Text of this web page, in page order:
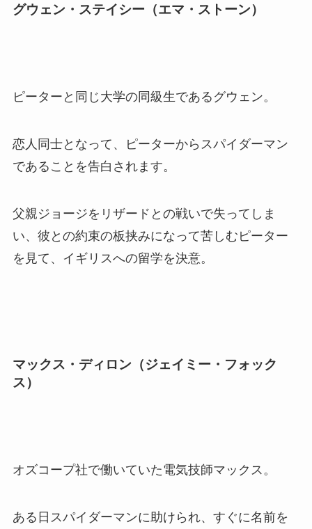
グウェン・ステイシー（エマ・ストーン）
ピーターと同じ大学の同級生であるグウェン。
恋人同士となって、ピーターからスパイダーマン
であることを告白されます。
父親ジョージをリザードとの戦いで失ってしま
い、彼との約束の板挟みになって苦しむピーター
を見て、イギリスへの留学を決意。
マックス・ディロン（ジェイミー・フォック
ス）
オズコープ社で働いていた電気技師マックス。
ある日スパイダーマンに助けられ、すぐに名前を